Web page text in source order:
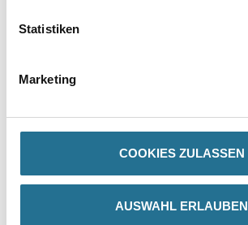
Statistiken
Marketing
COOKIES ZULASSEN
AUSWAHL ERLAUBEN
Produkteigenschaft
- Kosten- und Zeitersparnis
- Kein Klebereinsatz notwendig
- Gleichmäßige Klebkraft
- Schadstofffrei gem. Zulassung